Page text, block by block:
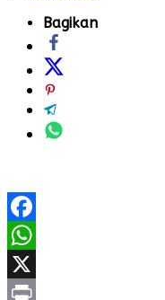
Bagikan
Facebook
WhatsApp
X